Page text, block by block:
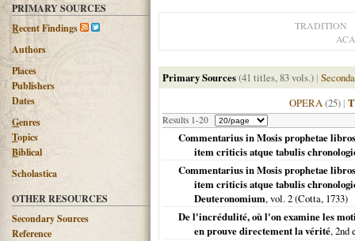
PRIMARY SOURCES
Recent Findings
Authors
Places
Publishers
Dates
Genres
Topics
Biblical
Scholastica
OTHER RESOURCES
Secondary Sources
Reference
TRADITION
Primary Sources(41 titles, 83 vols.) |
OPERA(25)|
Results 1-20
Commentarius in Mosis prophetae
item criticis atque tabulis
Commentarius in Mosis prophetae
item criticis atque tabulis
Deuteronomium, vol. 2 (Cotta, 1733)
De l'incrédulité, où l'on examine les
en prouve directement la vérité, 2nd